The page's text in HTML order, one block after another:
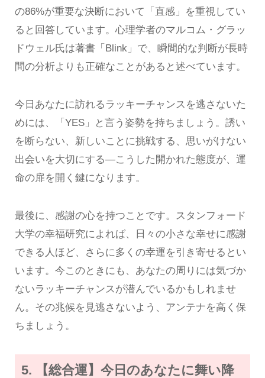
の86%が重要な決断において「直感」を重視してい
ると回答しています。心理学者のマルコム・グラッ
ドウェル氏は著書「Blink」で、瞬間的な判断が長時
間の分析よりも正確なことがあると述べています。
今日あなたに訪れるラッキーチャンスを逃さないた
めには、「YES」と言う姿勢を持ちましょう。誘い
を断らない、新しいことに挑戦する、思いがけない
出会いを大切にする—こうした開かれた態度が、運
命の扉を開く鍵になります。
最後に、感謝の心を持つことです。スタンフォード
大学の幸福研究によれば、日々の小さな幸せに感謝
できる人ほど、さらに多くの幸運を引き寄せるとい
います。今このときにも、あなたの周りには気づか
ないラッキーチャンスが潜んでいるかもしれませ
ん。その兆候を見逃さないよう、アンテナを高く保
ちましょう。
5. 【総合運】今日のあなたに舞い降